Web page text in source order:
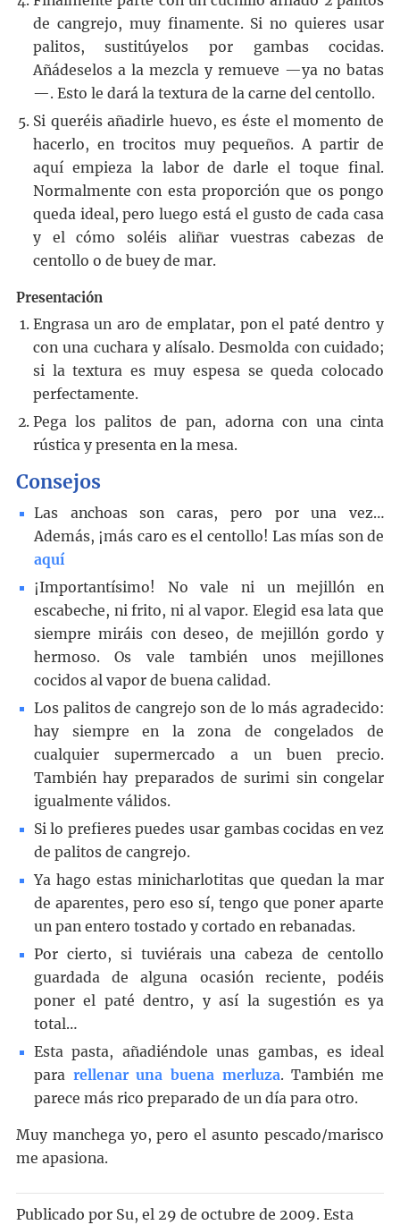
de cangrejo, muy finamente. Si no quieres usar
palitos, sustitúyelos por gambas cocidas.
Añádeselos a la mezcla y remueve —ya no batas
—. Esto le dará la textura de la carne del centollo.
Si queréis añadirle huevo, es éste el momento de
hacerlo, en trocitos muy pequeños. A partir de
aquí empieza la labor de darle el toque final.
Normalmente con esta proporción que os pongo
queda ideal, pero luego está el gusto de cada casa
y el cómo soléis aliñar vuestras cabezas de
centollo o de buey de mar.
Presentación
Engrasa un aro de emplatar, pon el paté dentro y
con una cuchara y alísalo. Desmolda con cuidado;
si la textura es muy espesa se queda colocado
perfectamente.
Pega los palitos de pan, adorna con una cinta
rústica y presenta en la mesa.
Consejos
Las anchoas son caras, pero por una vez…
Además, ¡más caro es el centollo! Las mías son de
aquí
¡Importantísimo! No vale ni un mejillón en
escabeche, ni frito, ni al vapor. Elegid esa lata que
siempre miráis con deseo, de mejillón gordo y
hermoso. Os vale también unos mejillones
cocidos al vapor de buena calidad.
Los palitos de cangrejo son de lo más agradecido:
hay siempre en la zona de congelados de
cualquier supermercado a un buen precio.
También hay preparados de surimi sin congelar
igualmente válidos.
Si lo prefieres puedes usar gambas cocidas en vez
de palitos de cangrejo.
Ya hago estas minicharlotitas que quedan la mar
de aparentes, pero eso sí, tengo que poner aparte
un pan entero tostado y cortado en rebanadas.
Por cierto, si tuviérais una cabeza de centollo
guardada de alguna ocasión reciente, podéis
poner el paté dentro, y así la sugestión es ya
total…
Esta pasta, añadiéndole unas gambas, es ideal
para rellenar una buena merluza. También me
parece más rico preparado de un día para otro.
Muy manchega yo, pero el asunto pescado/marisco
me apasiona.
Publicado por Su, el 29 de octubre de 2009. Esta